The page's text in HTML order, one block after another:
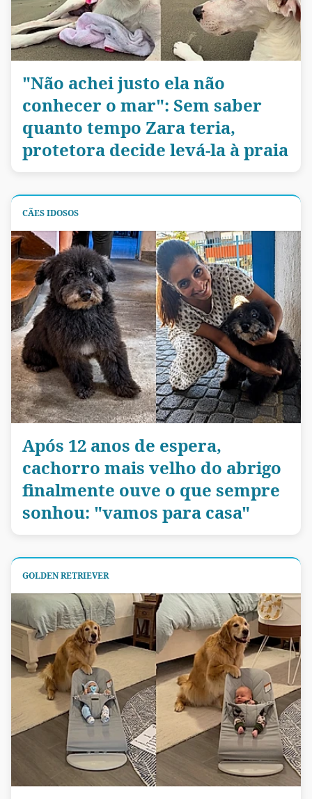
"Não achei justo ela não
conhecer o mar": Sem saber
quanto tempo Zara teria,
protetora decide levá-la à praia
CÃES IDOSOS
Após 12 anos de espera,
cachorro mais velho do abrigo
finalmente ouve o que sempre
sonhou: "vamos para casa"
GOLDEN RETRIEVER